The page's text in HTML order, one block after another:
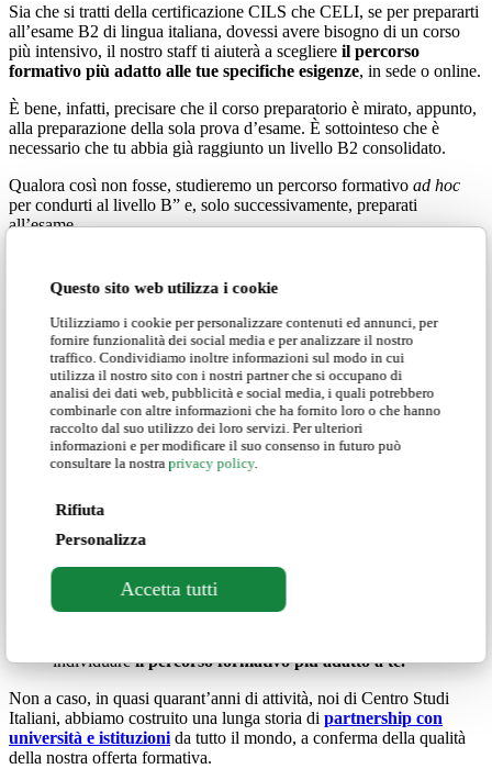
Questo sito web utilizza i cookie
Utilizziamo i cookie per personalizzare contenuti ed annunci, per
fornire funzionalità dei social media e per analizzare il nostro
traffico. Condividiamo inoltre informazioni sul modo in cui
utilizza il nostro sito con i nostri partner che si occupano di
analisi dei dati web, pubblicità e social media, i quali potrebbero
combinarle con altre informazioni che ha fornito loro o che hanno
raccolto dal suo utilizzo dei loro servizi. Per ulteriori
informazioni e per modificare il suo consenso in futuro può
consultare la nostraprivacy policy.
Rifiuta
Personalizza
Accetta tutti
Sia che si tratti della certificazione CILS che CELI, se per prepararti
all’esame B2 di lingua italiana, dovessi avere bisogno di un corso
più intensivo, il nostro staff ti aiuterà a scegliere il percorso
formativo più adatto alle tue specifiche esigenze, in sede o online.
È bene, infatti, precisare che il corso preparatorio è mirato, appunto,
alla preparazione della sola prova d’esame. È sottointeso che è
necessario che tu abbia già raggiunto un livello B2 consolidato.
Qualora così non fosse, studieremo un percorso formativo ad hoc
per condurti al livello B” e, solo successivamente, preparati
all’esame.
B2 di lingua italiana?
Per prepararsi all’esame B2 di lingua italiana, così come per ogni
altra certificazione linguistica, scegliere la scuola giusta a cui
affidarsi è essenziale.
Scegliere un corso di preparazione agli esami di Centro Studi Italiani
stessi esaminatori qualificati;
Potersi mettere alla prova consimulazioni di esame
Avere la possibilità di sostenere l’esame nella stessa struttura
dove si è tenuto il corso;
individuareil percorso formativo più adatto a te.
Non a caso, in quasi quarant’anni di attività, noi di Centro Studi
Italiani, abbiamo costruito una lunga storia di partnership con
università e istituzionida tutto il mondo, a conferma della qualità
della nostra offerta formativa.